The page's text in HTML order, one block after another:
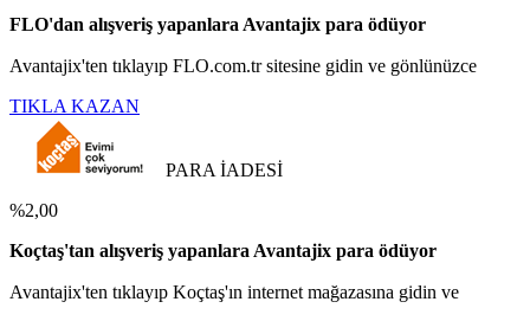
FLO'dan alışveriş yapanlara Avantajix para ödüyor
Avantajix'ten tıklayıp FLO.com.tr sitesine gidin ve gönlünüzce
TIKLA KAZAN
PARA İADESİ
%2,00
Koçtaş'tan alışveriş yapanlara Avantajix para ödüyor
Avantajix'ten tıklayıp Koçtaş'ın internet mağazasına gidin ve